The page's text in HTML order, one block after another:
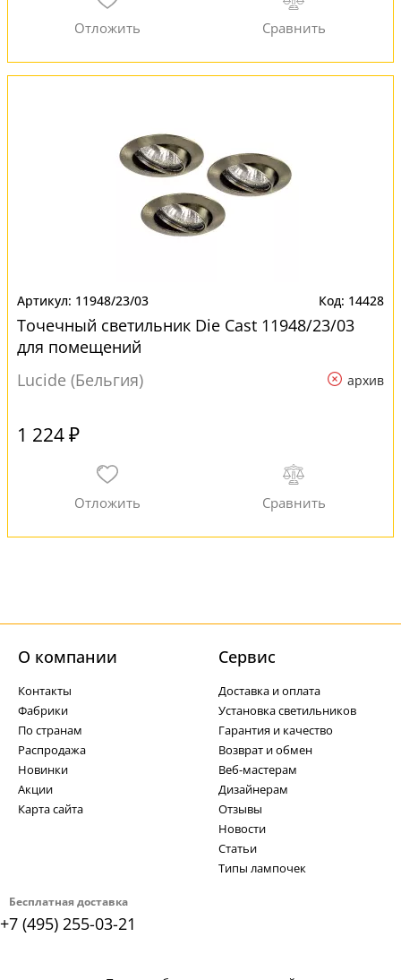
11948/23/03 14428
Точечный светильник Die Cast 11948/23/03
для помещений
Lucide (Бельгия)
архив
1 224 ₽
Бесплатная доставка
+7 (495) 255-03-21
О компании
Контакты
Фабрики
По странам
Распродажа
Новинки
Акции
Карта сайта
Cервис
Доставка и оплата
Установка светильников
Гарантия и качество
Возврат и обмен
Веб-мастерам
Дизайнерам
Отзывы
Новости
Статьи
Типы лампочек